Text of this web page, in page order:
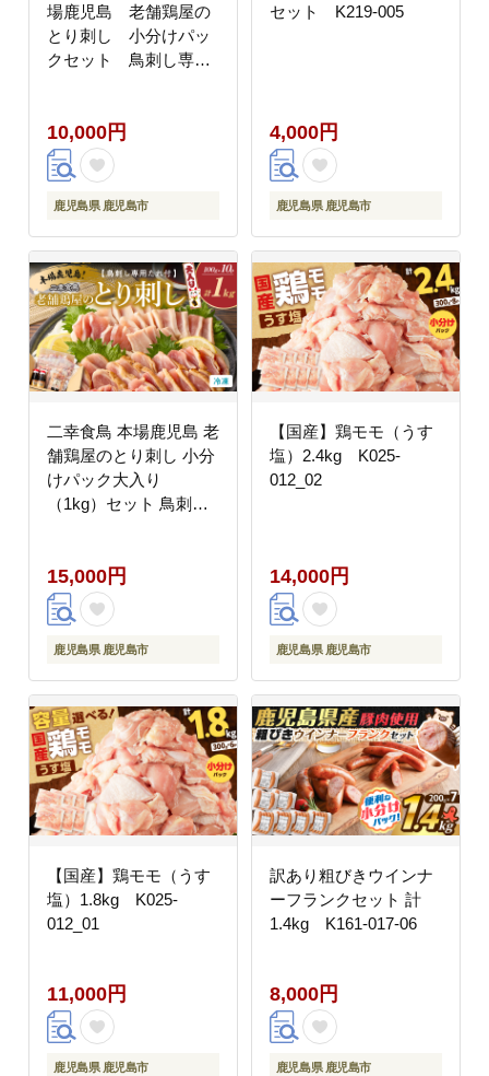
場鹿児島 老舗鶏屋の
とり刺し 小分けパッ
クセット 鳥刺し専用
10,000円
鹿児島県 鹿児島市
セット K219-005
4,000円
鹿児島県 鹿児島市
二幸食鳥 本場鹿児島 老
舗鶏屋のとり刺し 小分
けパック大入り
（1kg）セット 鳥刺し
15,000円
鹿児島県 鹿児島市
【国産】鶏モモ（うす
塩）2.4kg K025-
012_02
14,000円
鹿児島県 鹿児島市
【国産】鶏モモ（うす
塩）1.8kg K025-
012_01
11,000円
鹿児島県 鹿児島市
訳あり粗びきウインナ
ーフランクセット 計
1.4kg K161-017-06
8,000円
鹿児島県 鹿児島市